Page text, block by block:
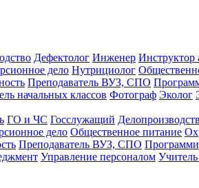
Дефектолог Инженер Инструктор
дело Нутрициолог
Преподаватель ВУЗ, СПО
начальных классов Фотограф Эколог
ГО и ЧС Госслужащий
дело Общественное питание
Преподаватель ВУЗ, СПО
Управление персоналом